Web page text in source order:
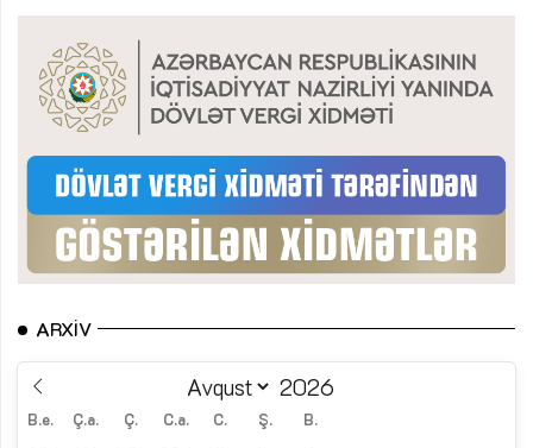
ARXIV
B.e. Ç.a. Ç. C.a. C. Ş. B.